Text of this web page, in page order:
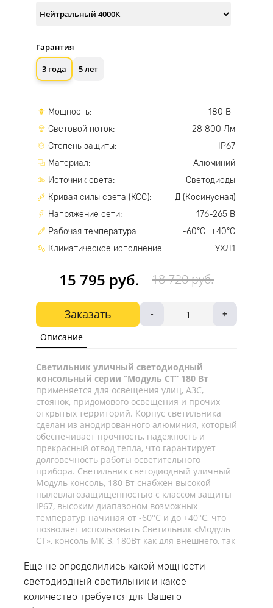
15 795 руб. 18 720 руб.
Заказать - +
Гарантия
3 года
5 лет
Мощность:
180 Вт
Световой поток:
28 800 Лм
Степень защиты:
IP67
Материал:
Алюминий
Источник света:
Светодиоды
Кривая силы света (КСС):
Д (Косинусная)
Напряжение сети:
176-265 В
Рабочая температура:
-60°С...+40°С
Климатическое исполнение:
УХЛ1
Описание
Светильник уличный светодиодный
консольный серии “Модуль СТ” 180 Вт
применяется для освещения улиц, АЗС,
стоянок, придомового освещения и прочих
открытых территорий. Корпус светильника
сделан из анодированного алюминия, который
обеспечивает прочность, надежность и
прекрасный отвод тепла, что гарантирует
долговечность работы осветительного
прибора. Светильник светодиодный уличный
Модуль консоль, 180 Вт снабжен высокой
пылевлагозащищенностью с классом защиты
IP67, высоким диапазоном возможных
температур начиная от -60°C и до +40°C, что
позволяет использовать Светильник «Модуль
СТ», консоль МК-3, 180Вт как для внешнего, так
консольный светильник обладает консольным
типом крепления и устанавливается на трубу
диаметром до 52мм. Рабочая высота монтажа
светодиодного светильника 10-14 метров. В
Еще не определились какой мощности
светодиодный светильник и какое
количество требуется для Вашего